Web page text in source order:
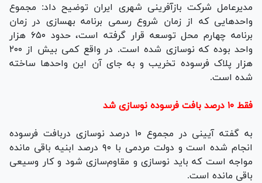
مدیرعامل شرکت بازآفرینی شهری ایران توضیح داد: مجموع
واحد‌هایی که از زمان شروع رسمی برنامه بهسازی در زمان
برنامه چهارم محل توسعه قرار گرفته است، حدود ۶۵۰ هزار
واحد بوده که نوسازی شده است. در واقع کمی بیش از ۲۰۰
هزار پلاک فرسوده تخریب و به جای آن این واحد‌ها ساخته
شده است.
فقط ۱۰ درصد بافت فرسوده نوسازی شد
به گفته آیینی در مجموع ۱۰ درصد نوسازی دربافت فرسوده
انجام شده است و دولت مردمی با ۹۰ درصد ابنیه باقی مانده
مواجه است که باید نوسازی و مقاوم‌سازی شود و کار وسیعی
باقی مانده است.